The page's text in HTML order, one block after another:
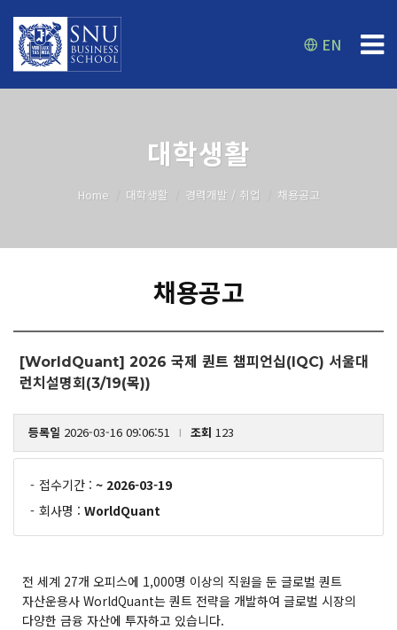
EN
대학생활
Home 대학생활 경력개발 / 취업 채용공고
채용공고
[WorldQuant] 2026 국제 퀀트 챔피언십(IQC) 서울대
런치설명회(3/19(목))
등록일 2026-03-16 09:06:51 조회 123
- 접수기간 : ~ 2026-03-19
- 회사명 : WorldQuant
전 세계 27개 오피스에 1,000명 이상의 직원을 둔 글로벌 퀀트
자산운용사 WorldQuant는 퀀트 전략을 개발하여 글로벌 시장의
다양한 금융 자산에 투자하고 있습니다.